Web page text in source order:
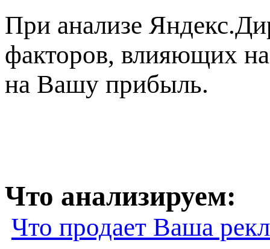
При анализе
факторов, влияющих
на Вашу прибыль.
Что анализируем:
Что продает Ваша